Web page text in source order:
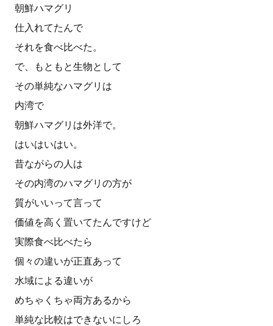
朝鮮ハマグリ
仕入れてたんで
それを食べ比べた。
で、もともと生物として
その単純なハマグリは
内湾で
朝鮮ハマグリは外洋で。
はいはいはい。
昔ながらの人は
その内湾のハマグリの方が
質がいいって言って
価値を高く置いてたんですけど
実際食べ比べたら
個々の違いが正直あって
水域による違いが
めちゃくちゃ両方あるから
単純な比較はできないにしろ